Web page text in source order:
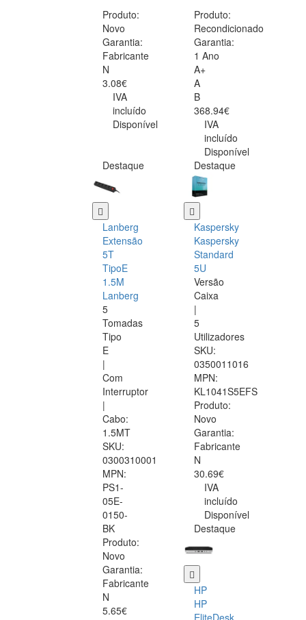
Produto:
Novo
Garantia:
Fabricante
N
3.08€
IVA
incluído
Disponível
Produto:
Recondicionado
Garantia:
1 Ano
A+
A
B
368.94€
IVA
incluído
Disponível
Destaque
Lanberg
Extensão
5T
TipoE
1.5M
Lanberg
5
Tomadas
Tipo
E
|
Com
Interruptor
|
Cabo:
1.5MT
SKU:
0300310001
MPN:
PS1-
05E-
0150-
BK
Produto:
Novo
Garantia:
Fabricante
N
5.65€
Destaque
Kaspersky
Kaspersky
Standard
5U
Versão
Caixa
|
5
Utilizadores
SKU:
0350011016
MPN:
KL1041S5EFS
Produto:
Novo
Garantia:
Fabricante
N
30.69€
IVA
incluído
Disponível
Destaque
HP
HP